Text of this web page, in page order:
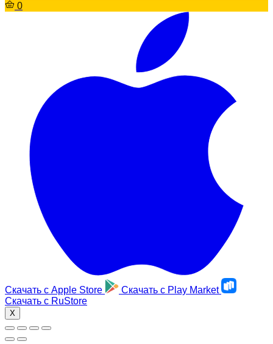
0
Скачать с Apple Store Скачать с Play Market
Скачать с RuStore
X